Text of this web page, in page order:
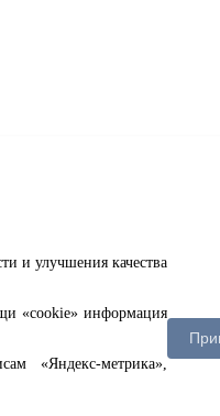
и улучшения качества
«cookie» информация
«Яндекс-метрика»,